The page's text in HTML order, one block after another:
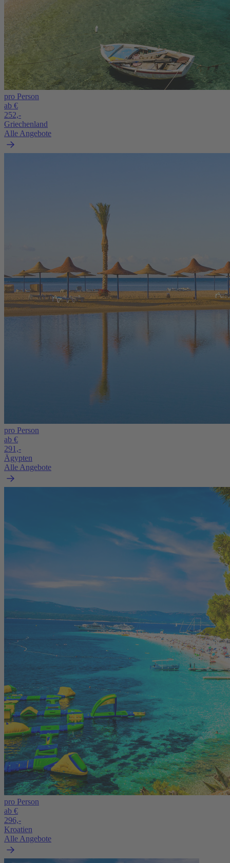
pro Person
ab €
252,-
Griechenland
Alle Angebote
pro Person
ab €
291,-
Ägypten
Alle Angebote
pro Person
ab €
296,-
Kroatien
Alle Angebote